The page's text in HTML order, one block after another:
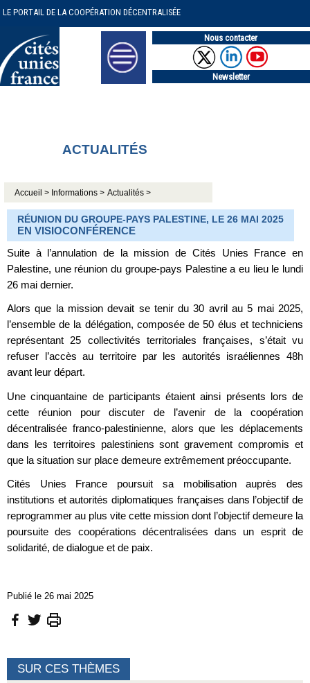
LE PORTAIL DE LA COOPÉRATION DÉCENTRALISÉE
Nous contacter
Newsletter
ACTUALITÉS
Accueil > Informations > Actualités >
RÉUNION DU GROUPE-PAYS PALESTINE, LE 26 MAI 2025
EN VISIOCONFÉRENCE
Suite à l’annulation de la mission de Cités Unies France en
Palestine, une réunion du groupe-pays Palestine a eu lieu le lundi
26 mai dernier.
Alors que la mission devait se tenir du 30 avril au 5 mai 2025,
l’ensemble de la délégation, composée de 50 élus et techniciens
représentant 25 collectivités territoriales françaises, s’était vu
refuser l’accès au territoire par les autorités israéliennes 48h
avant leur départ.
Une cinquantaine de participants étaient ainsi présents lors de
cette réunion pour discuter de l’avenir de la coopération
décentralisée franco-palestinienne, alors que les déplacements
dans les territoires palestiniens sont gravement compromis et
que la situation sur place demeure extrêmement préoccupante.
Cités Unies France poursuit sa mobilisation auprès des
institutions et autorités diplomatiques françaises dans l’objectif de
reprogrammer au plus vite cette mission dont l’objectif demeure la
poursuite des coopérations décentralisées dans un esprit de
solidarité, de dialogue et de paix.
Publié le 26 mai 2025
SUR CES THÈMES